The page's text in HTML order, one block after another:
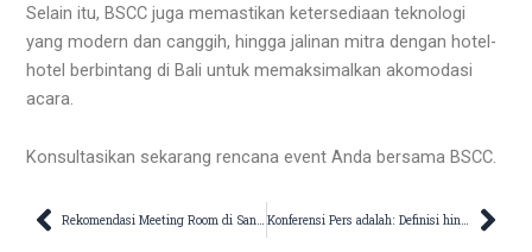
Selain itu, BSCC juga memastikan ketersediaan teknologi
yang modern dan canggih, hingga jalinan mitra dengan hotel-
hotel berbintang di Bali untuk memaksimalkan akomodasi
acara.
Konsultasikan sekarang rencana event Anda bersama BSCC.
Prev Rekomendasi Meeting Room di Sanur untuk Event Berskala Besar Konferensi Pers adalah: Definisi hingga Penyelenggaraannya